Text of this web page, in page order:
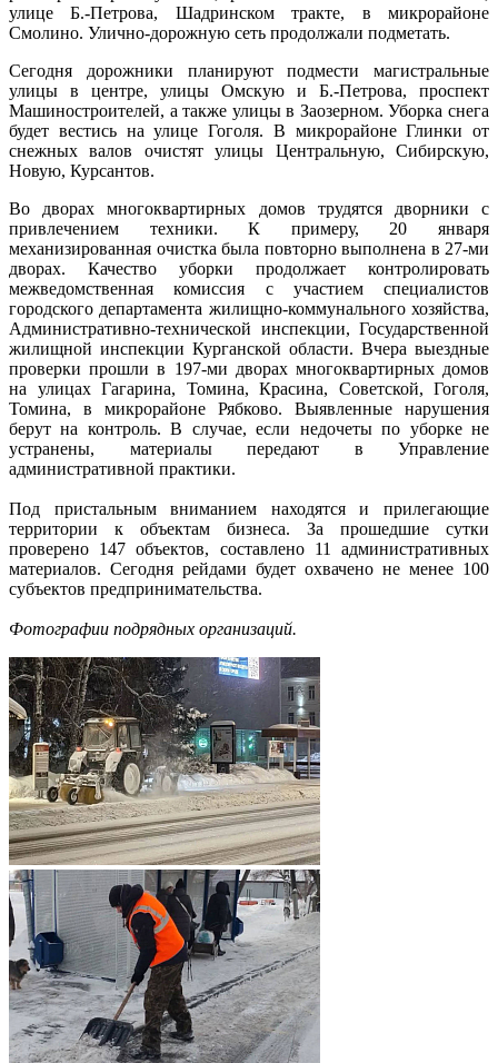
улице Б.-Петрова, Шадринском тракте, в микрорайоне
Смолино. Улично-дорожную сеть продолжали подметать.
Сегодня дорожники планируют подмести магистральные
улицы в центре, улицы Омскую и Б.-Петрова, проспект
Машиностроителей, а также улицы в Заозерном. Уборка снега
будет вестись на улице Гоголя. В микрорайоне Глинки от
снежных валов очистят улицы Центральную, Сибирскую,
Новую, Курсантов.
Во дворах многоквартирных домов трудятся дворники с
привлечением техники. К примеру, 20 января
механизированная очистка была повторно выполнена в 27-ми
дворах. Качество уборки продолжает контролировать
межведомственная комиссия с участием специалистов
городского департамента жилищно-коммунального хозяйства,
Административно-технической инспекции, Государственной
жилищной инспекции Курганской области. Вчера выездные
проверки прошли в 197-ми дворах многоквартирных домов
на улицах Гагарина, Томина, Красина, Советской, Гоголя,
Томина, в микрорайоне Рябково. Выявленные нарушения
берут на контроль. В случае, если недочеты по уборке не
устранены, материалы передают в Управление
административной практики.
Под пристальным вниманием находятся и прилегающие
территории к объектам бизнеса. За прошедшие сутки
проверено 147 объектов, составлено 11 административных
материалов. Сегодня рейдами будет охвачено не менее 100
субъектов предпринимательства.
Фотографии подрядных организаций.